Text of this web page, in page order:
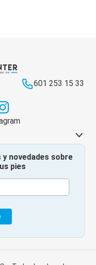
601 253 15 33
novedades sobre
pies